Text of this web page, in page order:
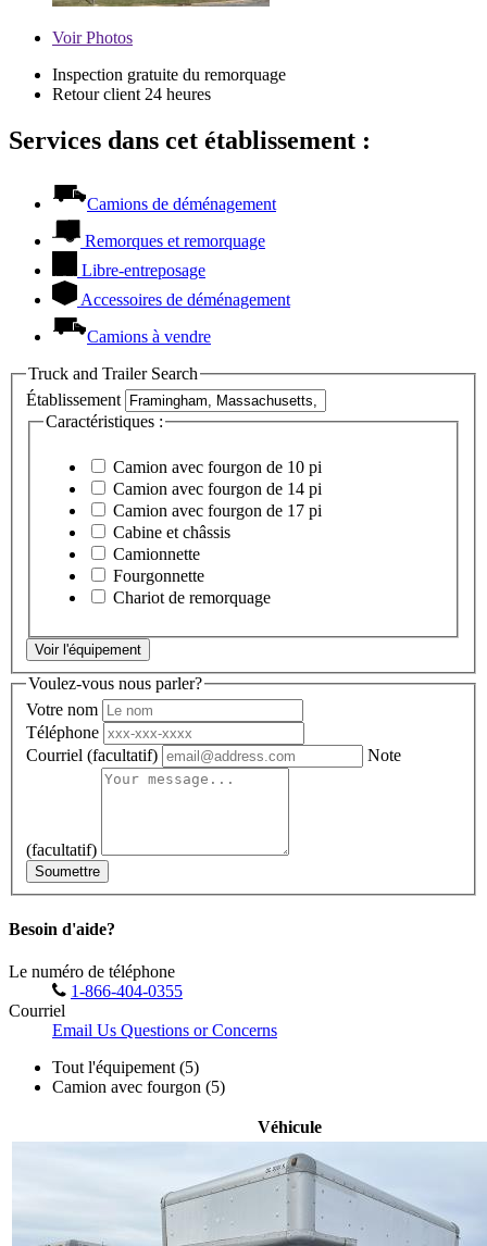
VoirPhotos
Inspection gratuite du remorquage
Retour client 24 heures
Services dans cet établissement :
Camions de déménagement
Remorques et remorquage
Libre-entreposage
Accessoires de déménagement
Camions à vendre
Truck and Trailer Search
Établissement
Caractéristiques :
Camion avec fourgon de 10 pi
Camion avec fourgon de 14 pi
Camion avec fourgon de 17 pi
Cabine et châssis
Camionnette
Fourgonnette
Chariot de remorquage
Voir l'équipement
Voulez-vous nous parler?
Votre nom
Téléphone
Courriel (facultatif) Note
(facultatif)
Soumettre
Besoin d'aide?
Le numéro de téléphone
1-866-404-0355
Courriel
Email Us Questions or Concerns
Tout l'équipement (5)
Camion avec fourgon (5)
Véhicule